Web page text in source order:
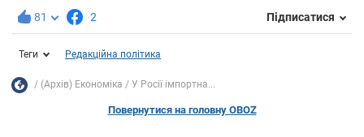
81 2 Підписатися
Теги Редакційна політика
(Архів) Економіка У Росії імпортна...
Повернутися на головну OBOZ